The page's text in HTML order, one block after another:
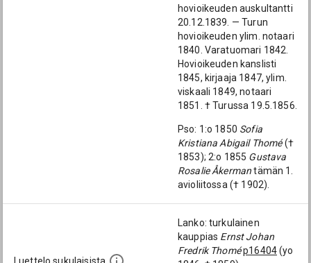
hovioikeuden auskultantti
20.12.1839. — Turun
hovioikeuden ylim. notaari
1840. Varatuomari 1842.
Hovioikeuden kanslisti
1845, kirjaaja 1847, ylim.
viskaali 1849, notaari
1851. † Turussa 19.5.1856.
Pso: 1:o 1850 Sofia
Kristiana Abigail Thomé(†
1853); 2:o 1855 Gustava
Rosalie Åkermantämän 1.
avioliitossa († 1902).
Lanko: turkulainen
kauppias Ernst Johan
Fredrik Thomép16404(yo